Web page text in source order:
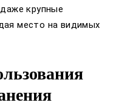
крупные
место на видимых